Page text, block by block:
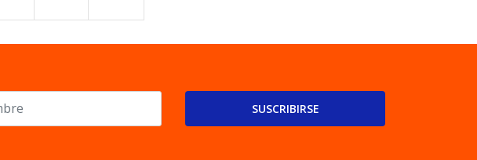
SUSCRIBIRSE